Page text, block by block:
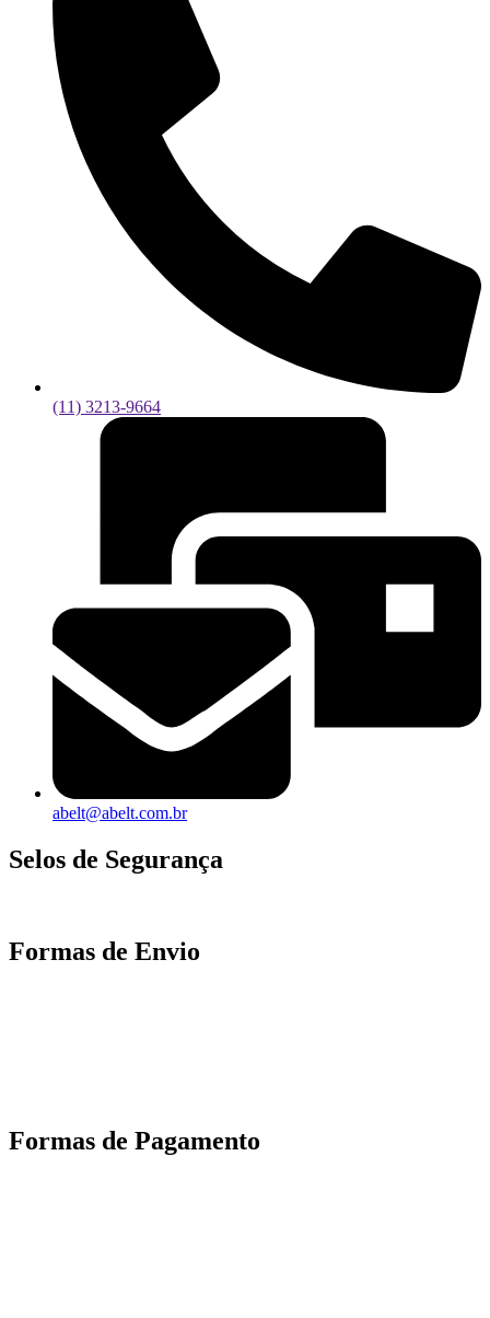
(11) 3213-9664
abelt@abelt.com.br
Selos de Segurança
Formas de Envio
Formas de Pagamento